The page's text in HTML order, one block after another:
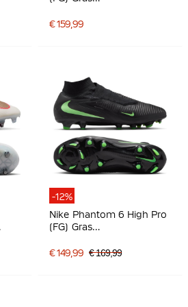
Felrood Goud
€ 159,99
-12%
Nike Phantom 6 High Pro
(FG) Gras
Felgroen
€ 149,99 € 169,99